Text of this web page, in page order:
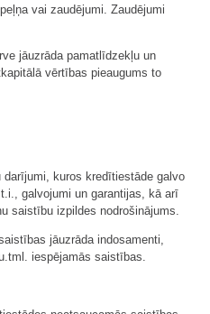
vai zaudējumi. Zaudējumi
jāuzrāda pamatlīdzekļu un
vērtības pieaugums to
kuros kredītiestāde galvo
galvojumi un garantijas, kā arī
saistību izpildes nodrošinājums.
jāuzrāda indosamenti,
iespējamās saistības.